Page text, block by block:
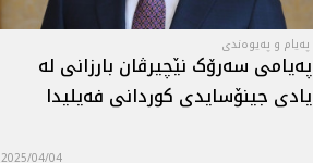
پەیام و پەیوەندی
په‌یامی سه‌رۆک نێچیرڤان بارزانی له‌
یادی جینۆسایدی کوردانی فه‌یلیدا
2025/04/04